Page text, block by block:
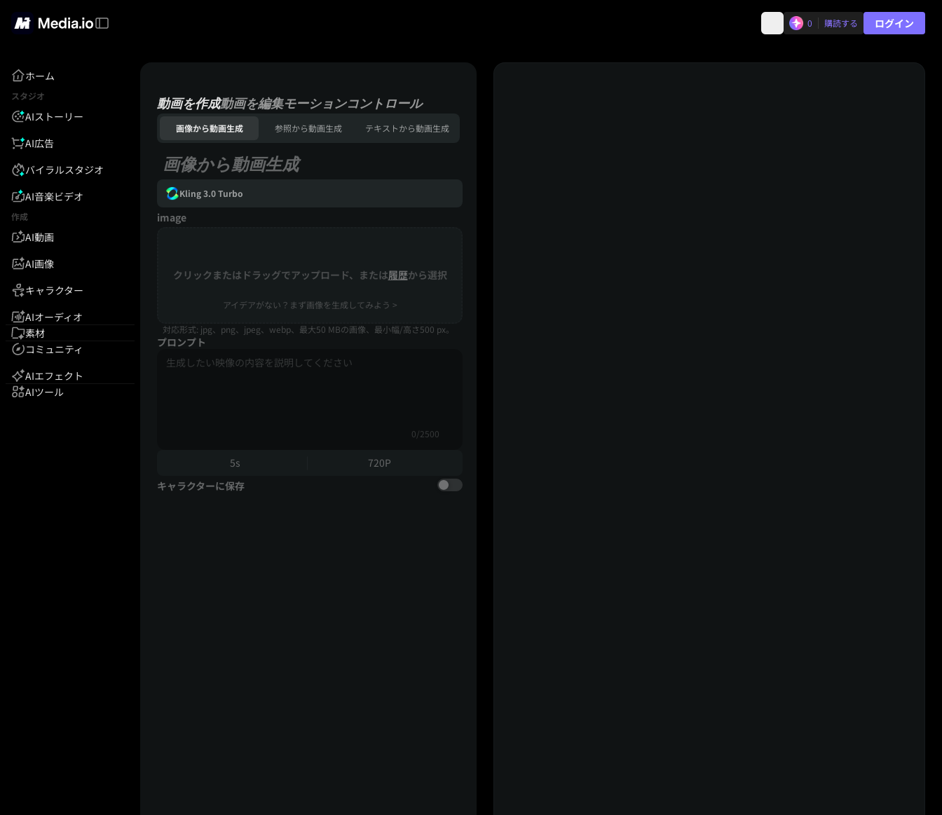
0 購読する ログイン
ホーム
スタジオ
AIストーリー
AI広告
バイラルスタジオ
AI音楽ビデオ
作成
AI動画
AI画像
キャラクター
AIオーディオ
素材
コミュニティ
AIエフェクト
AIツール
動画を作成動画を編集モーションコントロール
画像から動画生成 参照から動画生成 テキストから動画生成
画像から動画生成
Kling 3.0 Turbo
image
クリックまたはドラッグでアップロード、または履歴から選択
アイデアがない？まず画像を生成してみよう >
対応形式: jpg、png、jpeg、webp、最大50 MBの画像、最小幅/高さ500 px。
プロンプト
0/2500
5s
720P
キャラクターに保存